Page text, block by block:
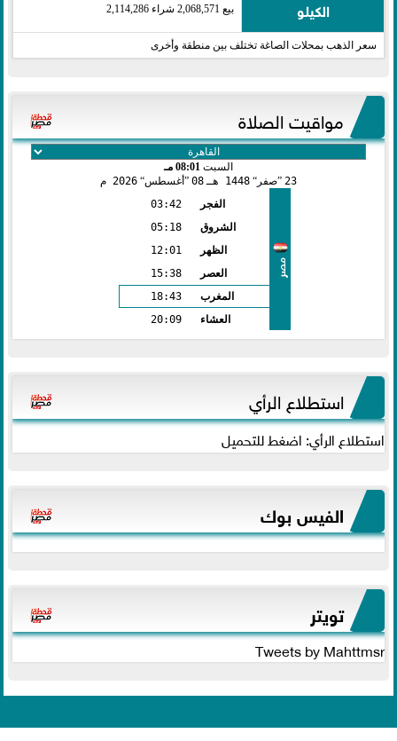
الكيلو بيع 2,068,571 شراء 2,114,286
سعر الذهب بمحلات الصاغة تختلف بين منطقة وأخرى
مواقيت الصلاة
السبت 08:01 مـ
23 صفر 1448 هـ 08 أغسطس 2026 م
مصر
الفجر
03:42
الشروق
05:18
الظهر
12:01
العصر
15:38
المغرب
18:43
العشاء
20:09
استطلاع الرأي
استطلاع الرأي: اضغط للتحميل
الفيس بوك
تويتر
Tweets by Mahttmsr